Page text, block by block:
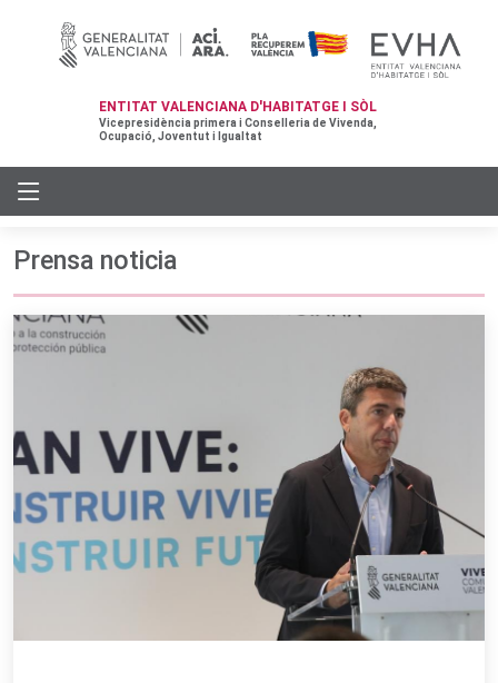
ENTITAT VALENCIANA D'HABITATGE I SÒL
Vicepresidència primera i Conselleria de Vivenda,
Ocupació, Joventut i Igualtat
Prensa noticia